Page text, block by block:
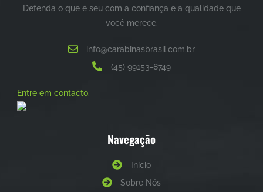
Defenda o que é seu com a confiança e a qualidade que
você merece.
info@carabinasbrasil.com.br
(45) 99153-8749
Entre em contacto.
Navegação
Início
Sobre Nós